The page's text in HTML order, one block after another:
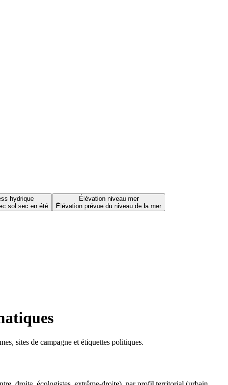
hydrique
sol sec en été
Élévation niveau mer
Élévation prévue du niveau de la mer
sites de campagne et étiquettes politiques.